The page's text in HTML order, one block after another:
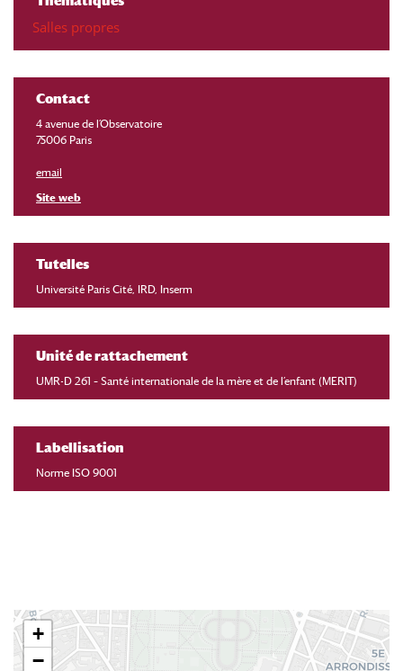
Salles propres
Contact
4 avenue de l’Observatoire
75006 Paris
email
Site web
Tutelles
Université Paris Cité, IRD, Inserm
Unité de rattachement
UMR-D 261 – Santé internationale de la mère et de l’enfant (MERIT)
Labellisation
Norme ISO 9001
+
−